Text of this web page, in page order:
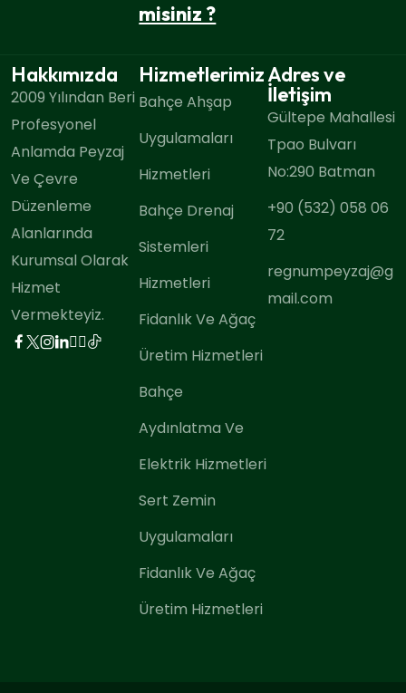
misiniz ?
Hakkımızda
2009 Yılından Beri
Profesyonel
Anlamda Peyzaj
Ve Çevre
Düzenleme
Alanlarında
Kurumsal Olarak
Hizmet
Vermekteyiz.
Hizmetlerimiz
Bahçe Ahşap
Uygulamaları
Hizmetleri
Bahçe Drenaj
Sistemleri
Hizmetleri
Fidanlık Ve Ağaç
Üretim Hizmetleri
Bahçe
Aydınlatma Ve
Elektrik Hizmetleri
Sert Zemin
Uygulamaları
Fidanlık Ve Ağaç
Üretim Hizmetleri
Adres ve
İletişim
Gültepe Mahallesi
Tpao Bulvarı
No:290 Batman
+90 (532) 058 06
72
regnumpeyzaj@g
mail.com